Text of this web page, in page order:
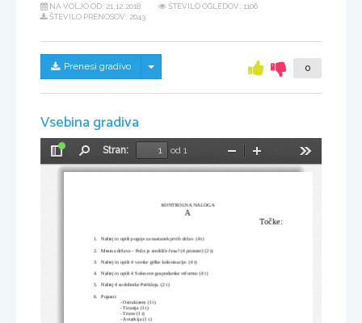
NA VOLJO OD: 21.12.2018
ŠTEVILO OGLEDOV: 1106
ŠTEVILO PRENOSOV: 2043
Prenesi gradivo Skrij/prikaži meni 0
Vsebina gradiva
Preklopi
stransko
Stran:
od 1
Pomanjšaj
KONTROLNA NALOGA
A
Točke:
1. Naštej in opiši pogoje za nastanek prvih držav. (4 t)
2. Mestna država – Polis je središče česa? (4 primere) (2 t)
3. Naštej in opiši 4 vzroke grške kolonizacije. (4 t)
4. Naštej in opiši 4 Solonove gospodarske reforme. (4 t)
5. Naštej 4 sodobnike Perikleja. (2 t)
6.
Pojasni:
- Ostrakizem (1 t)
- Tiranija (1 t)
- Triere (1 t)
- Avtarkija (1 t)